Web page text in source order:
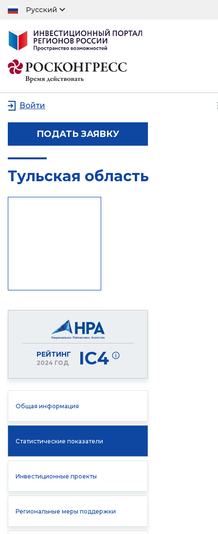
Русский
ПОДАТЬ ЗАЯВКУ
Войти
Тульская область
РЕЙТИНГ
2024 ГОД IC4
Общая информация
Статистические показатели
Инвестиционные проекты
Региональные меры поддержки